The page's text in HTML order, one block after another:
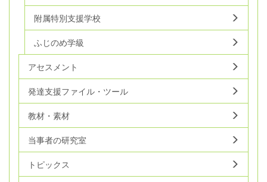
附属特別支援学校
ふじのめ学級
アセスメント
発達支援ファイル・ツール
教材・素材
当事者の研究室
トピックス